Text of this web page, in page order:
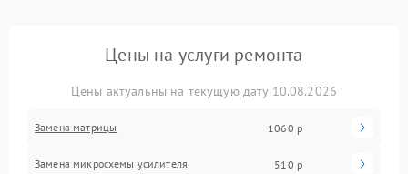
Цены на услуги ремонта
Цены актуальны на текущую дату 10.08.2026
Замена матрицы 1060 р
Замена микросхемы усилителя 510 р